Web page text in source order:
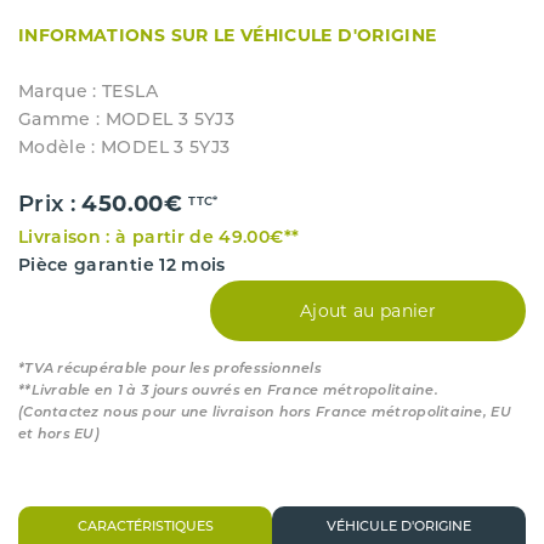
INFORMATIONS SUR LE VÉHICULE D'ORIGINE
Marque : TESLA
Gamme : MODEL 3 5YJ3
Modèle : MODEL 3 5YJ3
Prix :450.00€ TTC*
Livraison : à partir de 49.00€**
Pièce garantie 12 mois
Ajout au panier
*TVA récupérable pour les professionnels
**Livrable en 1 à 3 jours ouvrés en France métropolitaine.
(Contactez nous pour une livraison hors France métropolitaine, EU
et hors EU)
CARACTÉRISTIQUES VÉHICULE D'ORIGINE